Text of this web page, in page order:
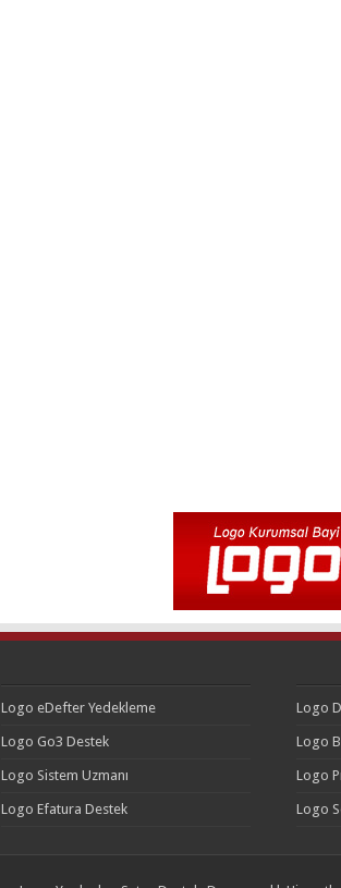
Logo eDefter Yedekleme
Logo Go3 Destek
Logo Sistem Uzmanı
Logo Efatura Destek
Logo
Logo
Logo
Logo